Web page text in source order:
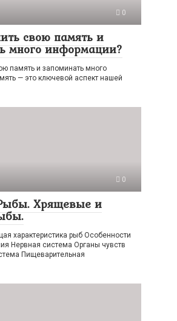
0
свою память и
много информации?
память и запоминать много
— это ключевой аспект нашей
0
Хрящевые и
характеристика рыб Особенности
Нервная система Органы чувств
Пищеварительная